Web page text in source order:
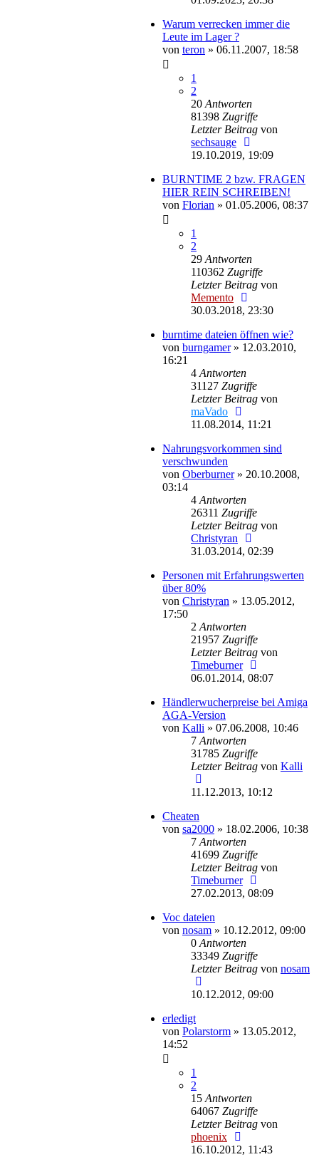
Warum verrecken immer die
Leute im Lager ?
von teron » 06.11.2007, 18:58
1
2
20 Antworten
81398 Zugriffe
Letzter Beitrag von
sechsauge
19.10.2019, 19:09
BURNTIME 2 bzw. FRAGEN
HIER REIN SCHREIBEN!
von Florian » 01.05.2006, 08:37
1
2
29 Antworten
110362 Zugriffe
Letzter Beitrag von
Memento
30.03.2018, 23:30
burntime dateien öffnen wie?
von burngamer» 12.03.2010,
16:21
4 Antworten
31127 Zugriffe
Letzter Beitrag von
maVado
11.08.2014, 11:21
Nahrungsvorkommen sind
verschwunden
von Oberburner» 20.10.2008,
03:14
4 Antworten
26311 Zugriffe
Letzter Beitrag von
Christyran
31.03.2014, 02:39
Personen mit Erfahrungswerten
über 80%
von Christyran » 13.05.2012,
17:50
2 Antworten
21957 Zugriffe
Letzter Beitrag von
Timeburner
06.01.2014, 08:07
Händlerwucherpreise bei Amiga
AGA-Version
von Kalli » 07.06.2008, 10:46
7 Antworten
31785 Zugriffe
Letzter Beitrag von Kalli
11.12.2013, 10:12
Cheaten
von sa2000 » 18.02.2006, 10:38
7 Antworten
41699 Zugriffe
Letzter Beitrag von
Timeburner
27.02.2013, 08:09
Voc dateien
von nosam » 10.12.2012, 09:00
0 Antworten
33349 Zugriffe
Letzter Beitrag von nosam
10.12.2012, 09:00
erledigt
von Polarstorm » 13.05.2012,
14:52
1
2
15 Antworten
64067 Zugriffe
Letzter Beitrag von
phoenix
16.10.2012, 11:43